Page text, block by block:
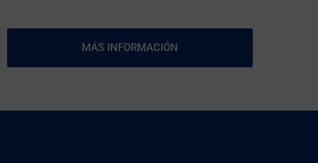
MÁS INFORMACIÓN